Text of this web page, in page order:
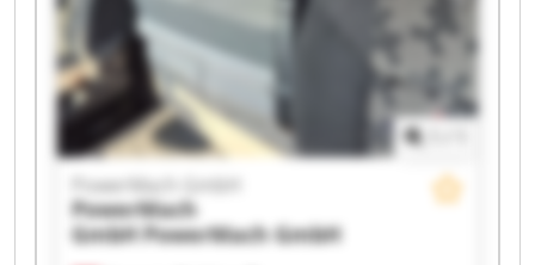
PowerMach GmbH
PowerMach
GmbHPowerMach GmbH